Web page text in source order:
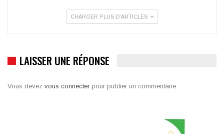
CHARGER PLUS D'ARTICLES
LAISSER UNE RÉPONSE
Vous devez vous connecter pour publier un commentaire.